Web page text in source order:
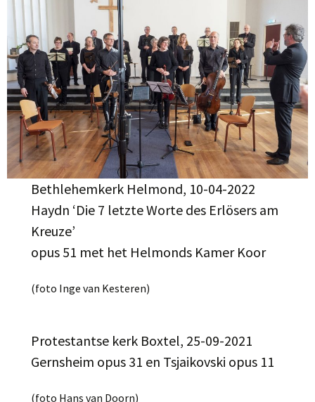
Bethlehemkerk Helmond, 10-04-2022
Haydn ‘Die 7 letzte Worte des Erlösers am
Kreuze’
opus 51 met het Helmonds Kamer Koor
(foto Inge van Kesteren)
Protestantse kerk Boxtel, 25-09-2021
Gernsheim opus 31 en Tsjaikovski opus 11
(foto Hans van Doorn)